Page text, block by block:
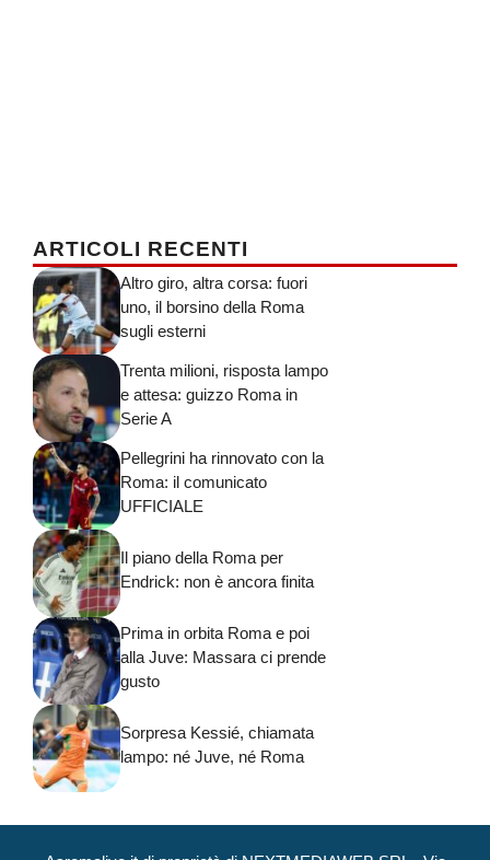
ARTICOLI RECENTI
Altro giro, altra corsa: fuori
uno, il borsino della Roma
sugli esterni
Trenta milioni, risposta lampo
e attesa: guizzo Roma in
Serie A
Pellegrini ha rinnovato con la
Roma: il comunicato
UFFICIALE
Il piano della Roma per
Endrick: non è ancora finita
Prima in orbita Roma e poi
alla Juve: Massara ci prende
gusto
Sorpresa Kessié, chiamata
lampo: né Juve, né Roma